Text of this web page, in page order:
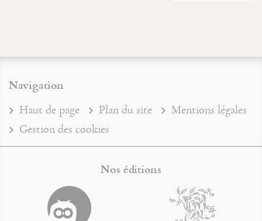
Navigation
Haut de page Plan du site
Mentions légales
Gestion des cookies
Nos éditions